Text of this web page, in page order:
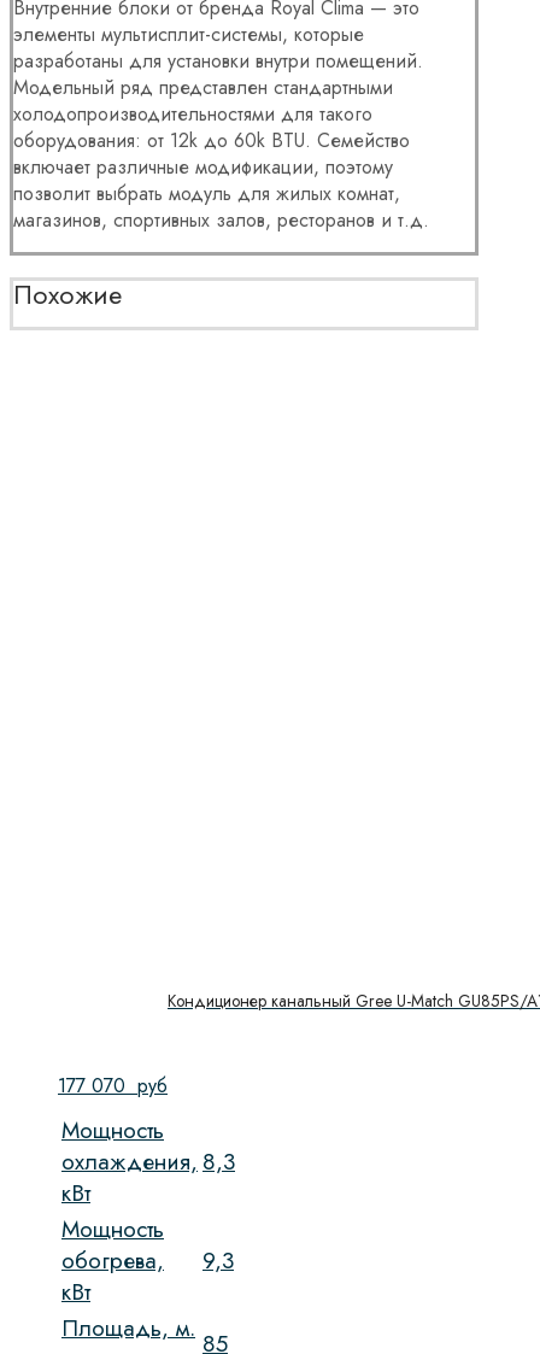
Внутренние блоки от бренда Royal Clima — это
элементы мультисплит-системы, которые
разработаны для установки внутри помещений.
Модельный ряд представлен стандартными
холодопроизводительностями для такого
оборудования: от 12k до 60k BTU. Семейство
включает различные модификации, поэтому
позволит выбрать модуль для жилых комнат,
магазинов, спортивных залов, ресторанов и т.д.
Похожие
Кондиционер канальный Gree U-Match GU85PS/
177 070 руб
Мощность
охлаждения,
кВт
8,3
Мощность
обогрева,
кВт
9,3
Площадь, м. 85